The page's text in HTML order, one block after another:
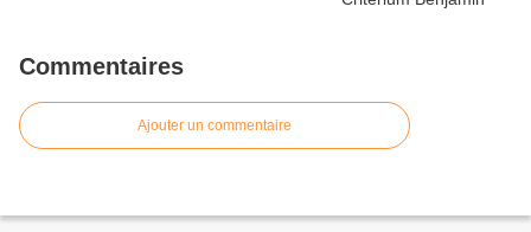
Commentaires
Ajouter un commentaire